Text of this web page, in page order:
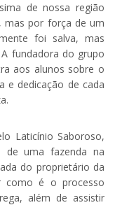
de nossa região
mas por força de um
foi salva, mas
fundadora do grupo
aos alunos sobre o
e dedicação de cada
Laticínio Saboroso,
de uma fazenda na
do proprietário da
como é o processo
além de assistir